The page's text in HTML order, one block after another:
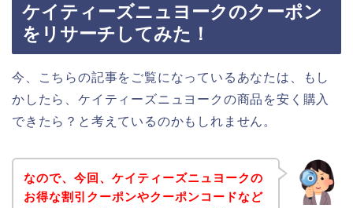
ケイティーズニュヨークのクーポン
をリサーチしてみた！
今、こちらの記事をご覧になっているあなたは、もし
かしたら、ケイティーズニュヨークの商品を安く購入
できたら？と考えているのかもしれません。
なので、今回、ケイティーズニュヨークの
お得な割引クーポンやクーポンコードなど